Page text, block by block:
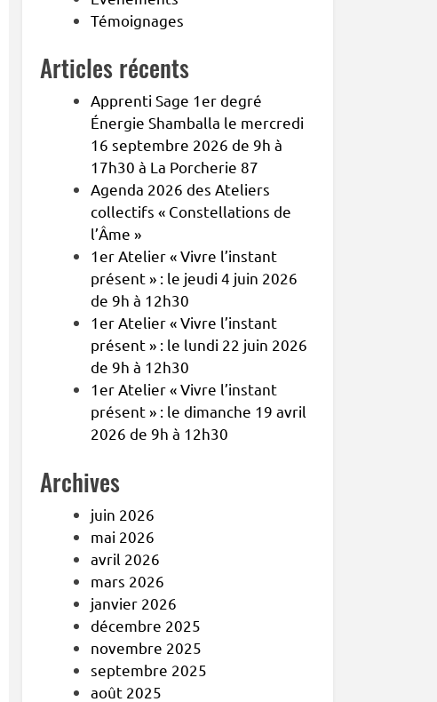
Témoignages
Articles récents
Apprenti Sage 1er degré
Énergie Shamballa le mercredi
16 septembre 2026 de 9h à
17h30 à La Porcherie 87
Agenda 2026 des Ateliers
collectifs « Constellations de
l’Âme »
1er Atelier « Vivre l’instant
présent » : le jeudi 4 juin 2026
de 9h à 12h30
1er Atelier « Vivre l’instant
présent » : le lundi 22 juin 2026
de 9h à 12h30
1er Atelier « Vivre l’instant
présent » : le dimanche 19 avril
2026 de 9h à 12h30
Archives
juin 2026
mai 2026
avril 2026
mars 2026
janvier 2026
décembre 2025
novembre 2025
septembre 2025
août 2025